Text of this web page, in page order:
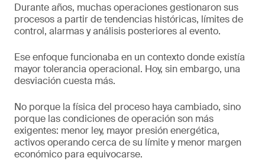
Durante años, muchas operaciones gestionaron sus
procesos a partir de tendencias históricas, límites de
control, alarmas y análisis posteriores al evento.
Ese enfoque funcionaba en un contexto donde existía
mayor tolerancia operacional. Hoy, sin embargo, una
desviación cuesta más.
No porque la física del proceso haya cambiado, sino
porque las condiciones de operación son más
exigentes: menor ley, mayor presión energética,
activos operando cerca de su límite y menor margen
económico para equivocarse.